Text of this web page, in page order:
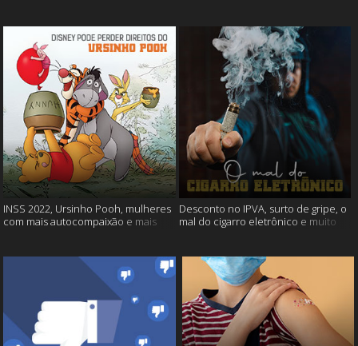
INSS 2022, Ursinho Pooh, mulheres
com mais autocompaixão e mais
Desconto no IPVA, surto de gripe, o
mal do cigarro eletrônico e muito